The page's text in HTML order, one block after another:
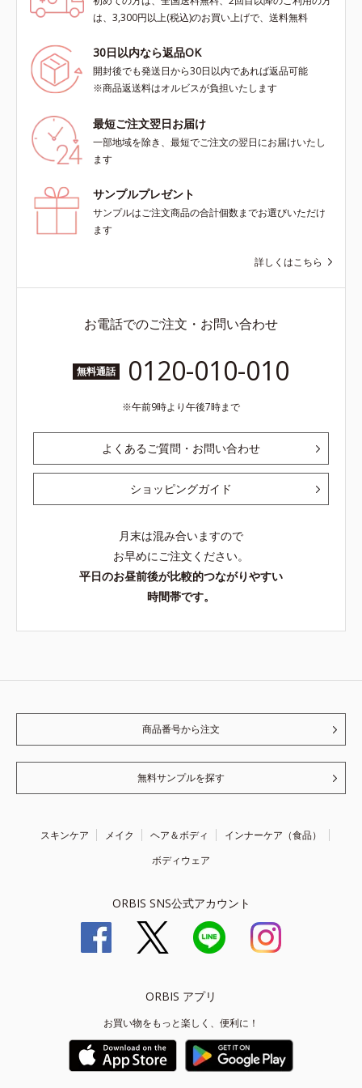
は、3,300円以上(税込)のお買い上げで、送料無料
30日以内なら返品OK
開封後でも発送日から30日以内であれば返品可能
※商品返送料はオルビスが負担いたします
最短ご注文翌日お届け
一部地域を除き、最短でご注文の翌日にお届けいたし
ます
サンプルプレゼント
サンプルはご注文商品の合計個数までお選びいただけ
ます
詳しくはこちら
お電話でのご注文・お問い合わせ
無料通話 0120-010-010
午前9時より午後7時まで
よくあるご質問・お問い合わせ
ショッピングガイド
月末は混み合いますので
お早めにご注文ください。
平日のお昼前後が比較的つながりやすい
時間帯です。
商品番号から注文
無料サンプルを探す
スキンケア メイク ヘア＆ボディ
インナーケア（食品）
ボディウェア
ORBIS SNS公式アカウント
ORBIS アプリ
お買い物をもっと楽しく、便利に！